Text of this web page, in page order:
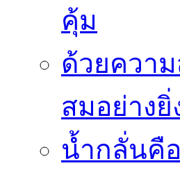
คุ้ม
ด้วยความ
สมอย่างยิ่
น้ำกลั่นคื